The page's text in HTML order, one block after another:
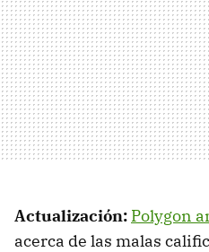
Actualización: Polygon
acerca de las malas